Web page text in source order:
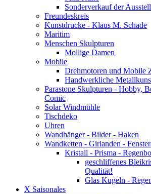
Sonderverkauf der
Freundeskreis
Kunstdrucke - Klaus M. Schade
Maritim
Menschen Skulpturen
Mollige Damen
Mobile
Drehmotoren und Mobile
Handwerkliche
Parastone Skulpturen - Hobby,
Comic
Solar Windmühle
Tischdeko
Uhren
Wandhänger - Bilder - Haken
Wandketten - Girlanden -
Kristall - Prisma -
geschliffenes
Qualität!
Glas Kugeln -
X Saisonales